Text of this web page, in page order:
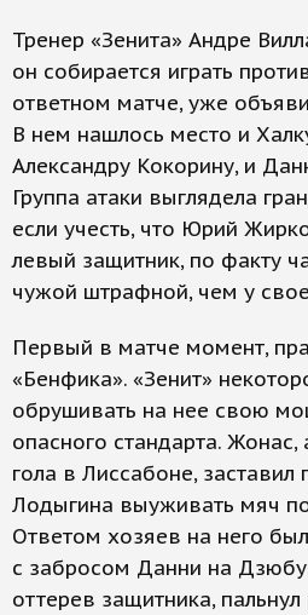
Тренер «Зенита» Андре
он собирается играть
ответном матче, уже
В нем нашлось место и
Александру Кокорину, и
Группа атаки выглядела
если учесть, что Юрий
левый защитник, по факту
чужой штрафной, чем у
Первый в матче момент,
«Бенфика». «Зенит»
обрушивать на нее свою
опасного стандарта. Жонас,
гола в Лиссабоне, заставил
Лодыгина выуживать мяч
Ответом хозяев на него
с забросом Данни на
оттерев защитника,